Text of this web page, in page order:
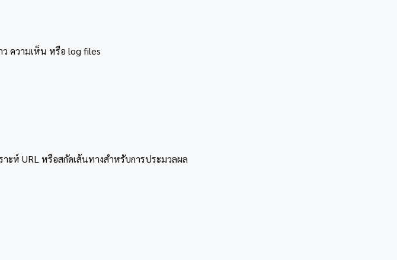
ความเห็น หรือ log files
ะห์ URL หรือสกัดเส้นทางสำหรับการประมวลผล